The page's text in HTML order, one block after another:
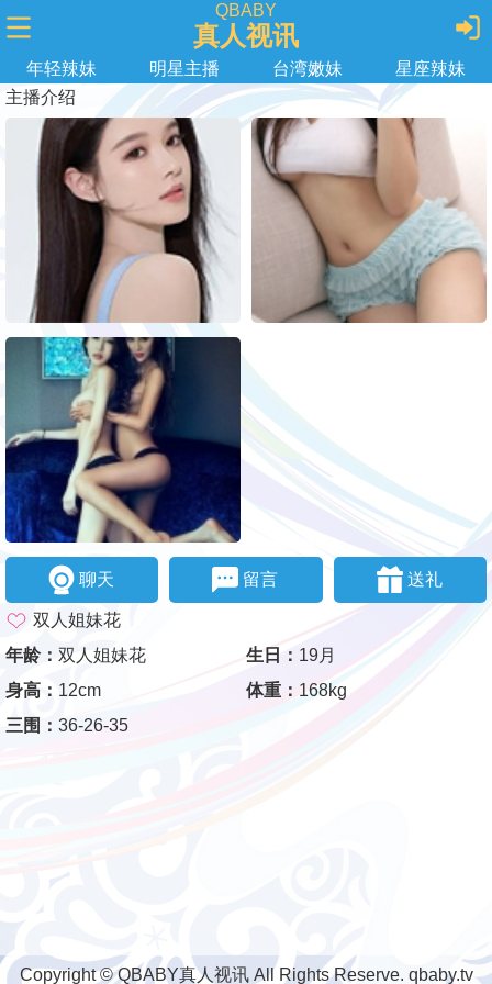
QBABY
真人视讯
年轻辣妹 明星主播 台湾嫩妹
星座辣妹
主播介绍
聊天 留言 送礼
双人姐妹花
年龄： 双人姐妹花 生日： 19月
身高： 12cm 体重： 168kg
三围： 36-26-35
Copyright © QBABY真人视讯 All Rights Reserve. qbaby.tv